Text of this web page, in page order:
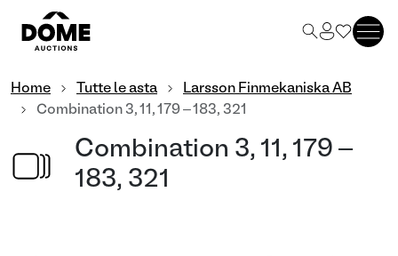
Home Tutte le asta
Larsson Finmekaniska AB
Combination 3, 11, 179 – 183, 321
Combination 3, 11, 179 –
183, 321